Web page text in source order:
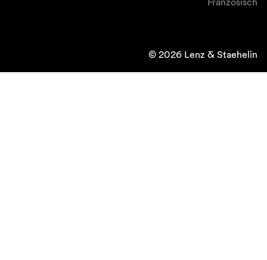
© 2026 Lenz & Staehelin